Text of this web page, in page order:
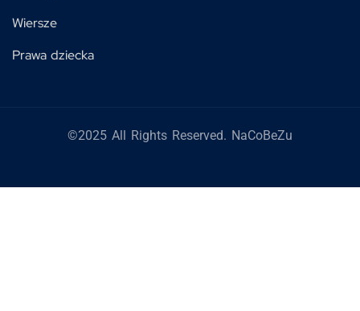
Wiersze
Prawa dziecka
©2025 All Rights Reserved. NaCoBeZu